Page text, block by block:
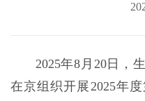
2025年8月20日，
在京组织开展2025年